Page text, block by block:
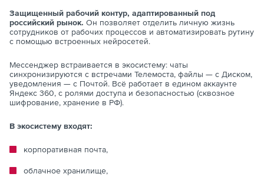
Защищенный рабочий контур, адаптированный под
российский рынок. Он позволяет отделить личную жизнь
сотрудников от рабочих процессов и автоматизировать рутину
с помощью встроенных нейросетей.
Мессенджер встраивается в экосистему: чаты
синхронизируются с встречами Телемоста, файлы — с Диском,
уведомления — с Почтой. Всё работает в едином аккаунте
Яндекс 360, с ролями доступа и безопасностью (сквозное
шифрование, хранение в РФ).
В экосистему входят:
корпоративная почта,
облачное хранилище,